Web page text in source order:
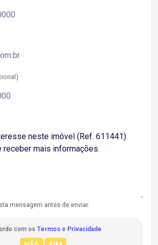
mensagem antes de enviar.
com os Termos e Privacidade